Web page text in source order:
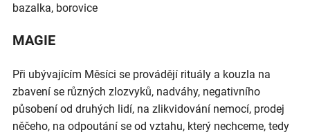
bazalka, borovice
MAGIE
Při ubývajícím Měsíci se provádějí rituály a kouzla na
zbavení se různých zlozvyků, nadváhy, negativního
působení od druhých lidí, na zlikvidování nemocí, prodej
něčeho, na odpoutání se od vztahu, který nechceme, tedy